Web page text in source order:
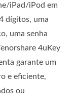
iPad/iPod em
dígitos, uma
uma senha
4uKey
garante um
e eficiente,
ou